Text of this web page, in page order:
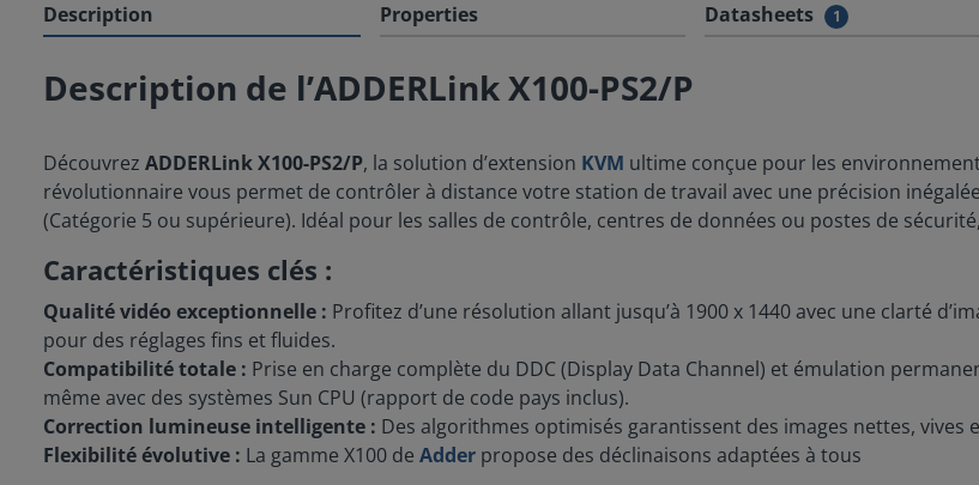
Description Properties Datasheets 1
Description de l’ADDERLink X100-PS2/P
Découvrez ADDERLink X100-PS2/P, la solution d’extension KVM ultime conçue pour les
révolutionnaire vous permet de contrôler à distance votre station de travail avec une précision
(Catégorie 5 ou supérieure). Idéal pour les salles de contrôle, centres de données ou postes de
Caractéristiques clés :
Qualité vidéo exceptionnelle : Profitez d’une résolution allant jusqu’à 1900 x 1440 avec une clarté
pour des réglages fins et fluides.
Compatibilité totale : Prise en charge complète du DDC (Display Data Channel) et émulation
même avec des systèmes Sun CPU (rapport de code pays inclus).
Correction lumineuse intelligente : Des algorithmes optimisés garantissent des images nettes,
Flexibilité évolutive : La gamme X100 de Adder propose des déclinaisons adaptées à tous